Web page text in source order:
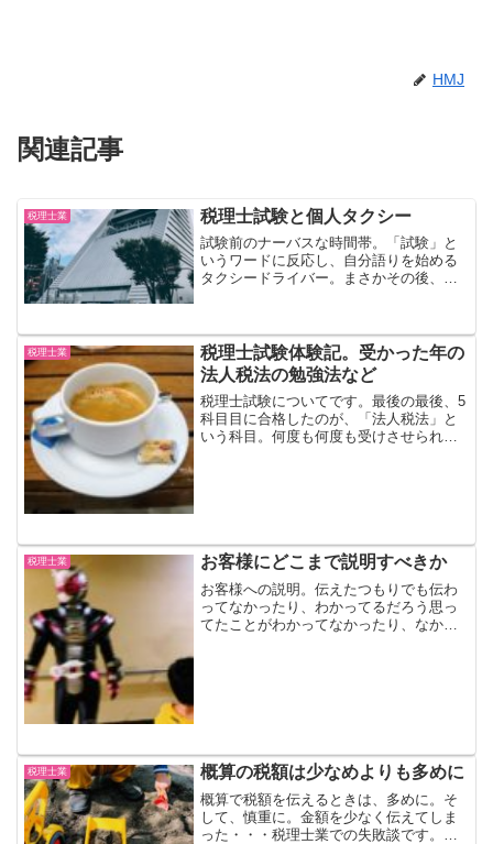
HMJ
関連記事
税理士業 税理士試験と個人タクシー
試験前のナーバスな時間帯。「試験」と
いうワードに反応し、自分語りを始める
タクシードライバー。まさかその後、そ
つかの税理士試験のときのお話です。試
験会場が自宅から微妙に遠...
税理士業
税理士試験体験記。受かった年の
法人税法の勉強法など
税理士試験についてです。最後の最後、5
科目目に合格したのが、「法人税法」と
いう科目。何度も何度も受けさせられた
税理士業 お客様にどこまで説明すべきか
お客様への説明。伝えたつもりでも伝わ
ってなかったり、わかってるだろう思っ
てたことがわかってなかったり、なかな
税理士業 概算の税額は少なめよりも多めに
概算で税額を伝えるときは、多めに。そ
して、慎重に。金額を少なく伝えてしま
った・・・税理士業での失敗談です。と